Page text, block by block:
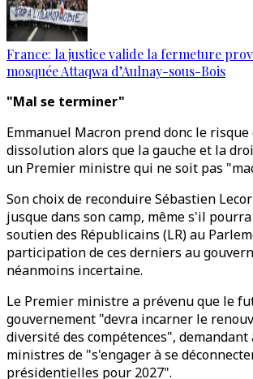
France: la justice valide la fermeture
mosquée Attaqwa d’Aulnay-sous-Bois
"Mal se terminer"
Emmanuel Macron prend donc le
dissolution alors que la gauche et la
un Premier ministre qui ne soit pas
Son choix de reconduire Sébastien
jusque dans son camp, même s'il
soutien des Républicains (LR) au
participation de ces derniers au
néanmoins incertaine.
Le Premier ministre a prévenu que le
gouvernement "devra incarner le
diversité des compétences",
ministres de "s'engager à se
présidentielles pour 2027".